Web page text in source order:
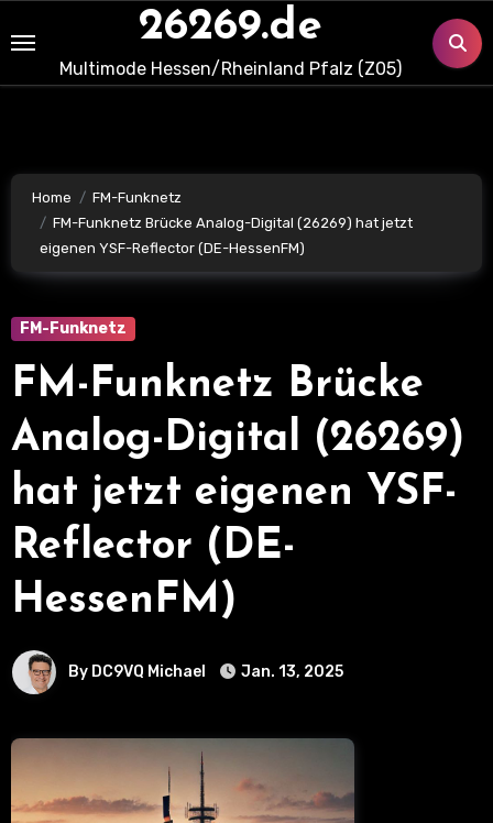
to
content
26269.de
Multimode Hessen/Rheinland Pfalz (Z05)
Home
FM-Funknetz
FM-Funknetz Brücke Analog-Digital (26269) hat jetzt
eigenen YSF-Reflector (DE-HessenFM)
FM-Funknetz
FM-Funknetz Brücke
Analog-Digital (26269)
hat jetzt eigenen YSF-
Reflector (DE-
HessenFM)
By DC9VQ Michael Jan. 13, 2025